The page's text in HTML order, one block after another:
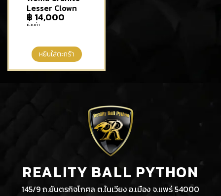
Lesser Clown
฿ 14,000
มีสินค้า
หยิบใส่ตะกร้า
REALITY BALL PYTHON
145/9 ถ.ยันตรกิจโกศล ต.ในเวียง อ.เมือง จ.แพร่ 54000